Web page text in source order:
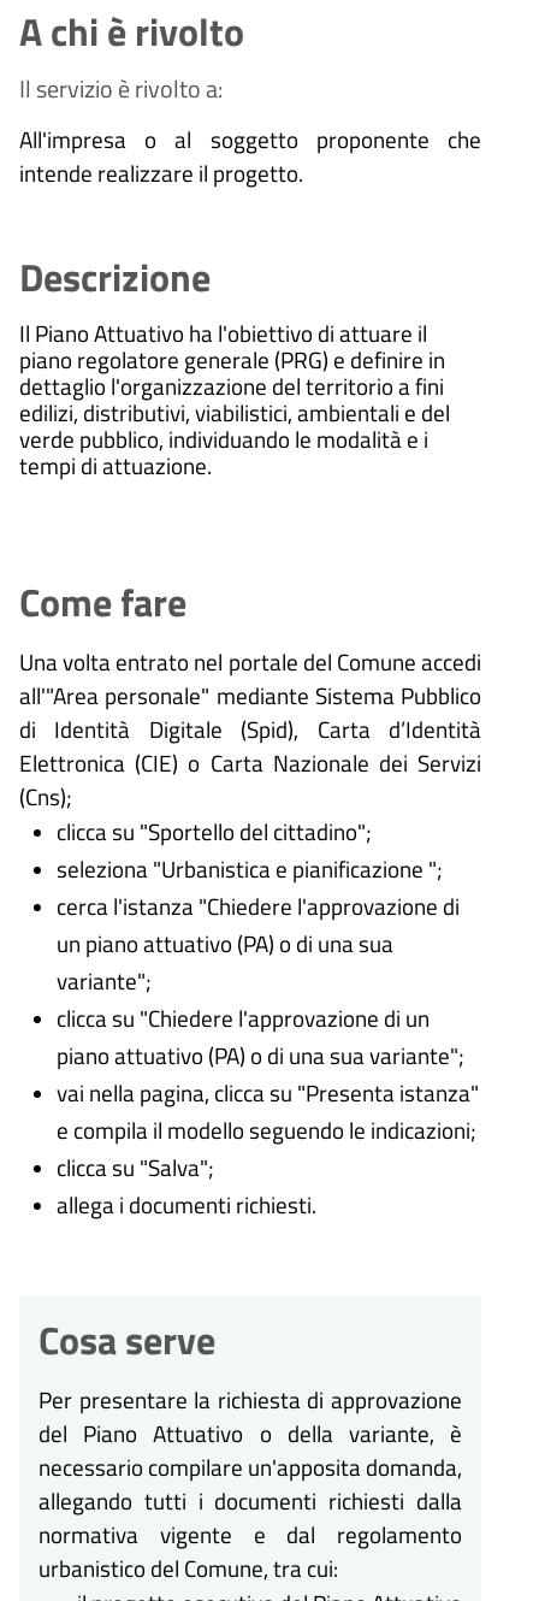
A chi è rivolto
Il servizio è rivolto a:
All'impresa o al soggetto proponente che
intende realizzare il progetto.
Descrizione
Il Piano Attuativo ha l'obiettivo di attuare il
piano regolatore generale (PRG) e definire in
dettaglio l'organizzazione del territorio a fini
edilizi, distributivi, viabilistici, ambientali e del
verde pubblico, individuando le modalità e i
tempi di attuazione.
Come fare
Una volta entrato nel portale del Comune accedi
all'"Area personale" mediante Sistema Pubblico
di Identità Digitale (Spid), Carta d’Identità
Elettronica (CIE) o Carta Nazionale dei Servizi
(Cns);
clicca su "Sportello del cittadino";
seleziona "Urbanistica e pianificazione ";
cerca l'istanza "Chiedere l'approvazione di
un piano attuativo (PA) o di una sua
variante";
clicca su "Chiedere l'approvazione di un
piano attuativo (PA) o di una sua variante";
vai nella pagina, clicca su "Presenta istanza"
e compila il modello seguendo le indicazioni;
clicca su "Salva";
allega i documenti richiesti.
Cosa serve
Per presentare la richiesta di approvazione
del Piano Attuativo o della variante, è
necessario compilare un'apposita domanda,
allegando tutti i documenti richiesti dalla
normativa vigente e dal regolamento
urbanistico del Comune, tra cui: